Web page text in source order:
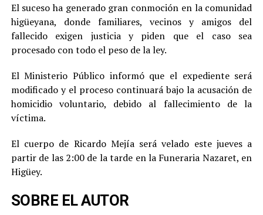
El suceso ha generado gran conmoción en la comunidad
higüeyana, donde familiares, vecinos y amigos del
fallecido exigen justicia y piden que el caso sea
procesado con todo el peso de la ley.
El Ministerio Público informó que el expediente será
modificado y el proceso continuará bajo la acusación de
homicidio voluntario, debido al fallecimiento de la
víctima.
El cuerpo de Ricardo Mejía será velado este jueves a
partir de las 2:00 de la tarde en la Funeraria Nazaret, en
Higüey.
SOBRE EL AUTOR